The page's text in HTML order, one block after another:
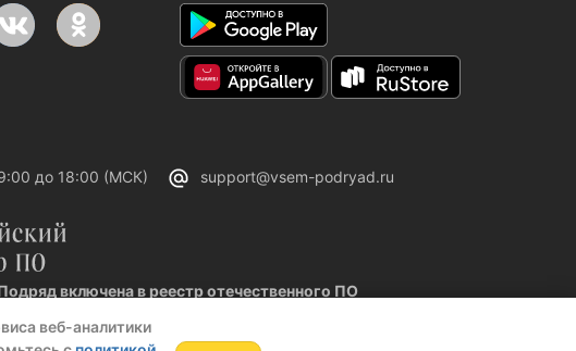
веб-аналитики
до 18:00 (МСК) support@vsem-podryad.ru
включена в реестр отечественного ПО